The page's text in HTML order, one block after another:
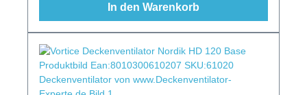
In den Warenkorb